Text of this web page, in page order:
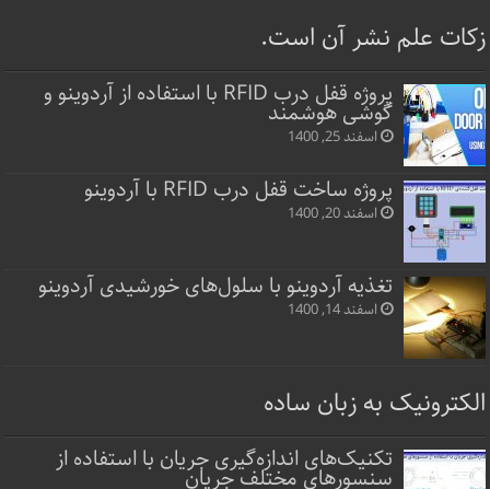
زکات علم نشر آن است.
پروژه قفل‌ درب RFID با استفاده از آردوینو و
گوشی هوشمند
اسفند 25, 1400
پروژه ساخت قفل‌ درب RFID با آردوینو
اسفند 20, 1400
تغذیه آردوینو با سلول‌های خورشیدی آردوینو
اسفند 14, 1400
الکترونیک به زبان ساده
تکنیک‌های اندازه‌گیری جریان با استفاده از
سنسورهای مختلف جریان